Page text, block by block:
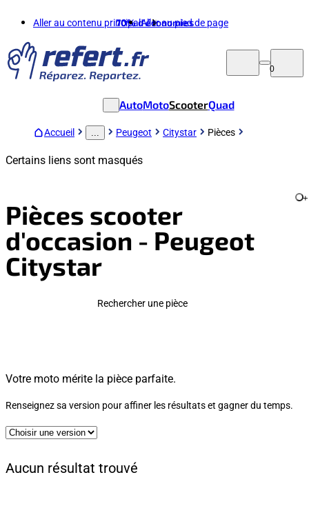
Aller au contenu principalAller au pied de page
70%d'économies
0
AutoMotoScooterQuad
Accueil Peugeot Citystar Pièces
Certains liens sont masqués
Pièces scooter
d'occasion - Peugeot
Citystar
+
Rechercher une pièce
Votre moto mérite la pièce parfaite.
Renseignez sa version pour affiner les résultats et gagner du temps.
Aucun résultat trouvé